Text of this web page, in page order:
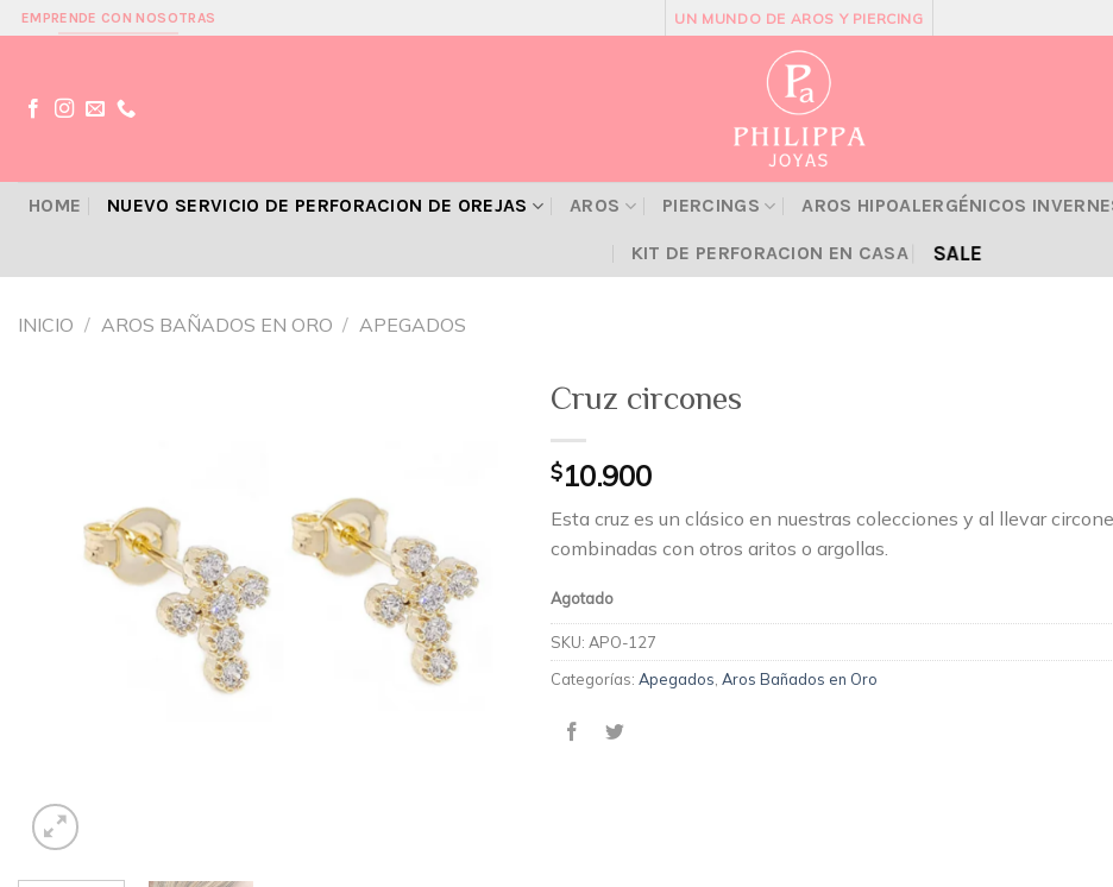
Skip
EMPRENDE CON NOSOTRAS UN MUNDO DE AROS Y PIERCING
HOME NUEVO SERVICIO DE PERFORACION DE OREJAS AROS PIERCINGS AROS HIPOALERGÉNICOS
KIT DE PERFORACION EN CASA SALE
INICIO / AROS BAÑADOS EN ORO / APEGADOS
Cruz circones
$10.900
Esta cruz es un clásico en nuestras colecciones y al llevar
combinadas con otros aritos o argollas.
Agotado
SKU: APO-127
Categorías: Apegados Aros Bañados en Oro